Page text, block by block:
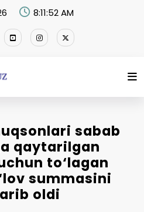
8:11:53 AM
sabab
qaytarilgan
to‘lagan
summasini
oldi